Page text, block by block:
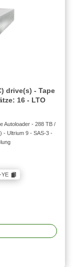
drive(s) - Tape
16 - LTO
Autoloader - 288 TB /
- Ultrium 9 - SAS-3 -
YE